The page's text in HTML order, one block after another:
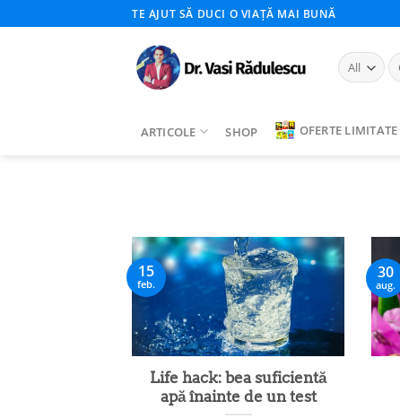
to
TE AJUT SĂ DUCI O VIAȚĂ MAI BUNĂ
ARTICOLE SHOP OFERTE LIMITATE
Life hack: bea suficientă
apă înainte de un test
15
feb.
30
aug.